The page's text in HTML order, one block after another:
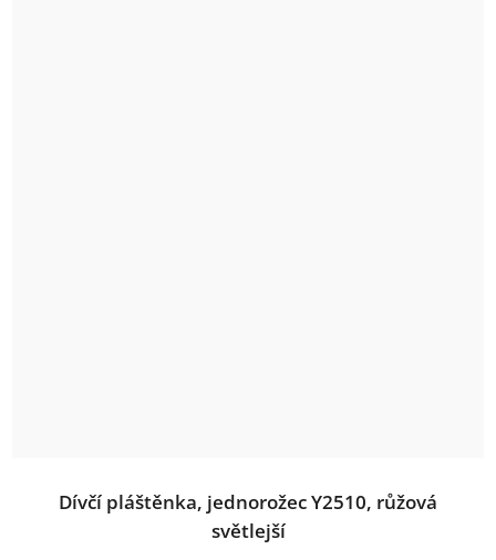
Dívčí pláštěnka, jednorožec Y2510, růžová
světlejší